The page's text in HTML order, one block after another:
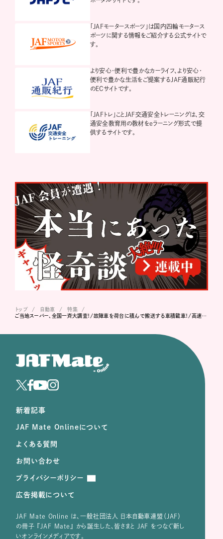
「JAFモータースポーツ」は国内四輪モータース
ポーツに関する情報をご紹介する公式サイトで
す。
より安心・便利で豊かなカーライフ、より安心・
便利で豊かな生活をご提案するJAF通販紀行
のECサイトです。
「JAFトレ」ことJAF交通安全トレーニングは、交
通安全教育用の教材をeラーニング形式で提
供するサイトです。
トップ 自動車
特集
ご当地スーパー、全国一斉大調査！/故障車を荷台に積んで搬送する車積載車！/高速道路で逆走してしまったら、どうする？/サウナと故郷への愛を再確認した旅
新着記事
JAF Mate Onlineについて
よくある質問
お問い合わせ
プライバシーポリシー
広告掲載について
JAF Mate Online は、⼀般社団法⼈ ⽇本⾃動⾞連盟（JAF）
の冊子 『JAF Mate』 から誕⽣した、皆さまと JAF をつなぐ新し
いオンラインメディアです。